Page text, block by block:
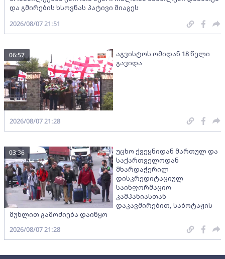
და გმირების ხსოვნას პატივი მიაგეს
2026/08/07 21:51
აგვისტოს ომიდან 18 წელი
გავიდა
06:57
2026/08/07 21:28
უცხო ქვეყნიდან მართულ და
საქართველოდან
მხარდაჭერილ
დისკრედიტაციულ
საინფორმაციო
კამპანიასთან
დაკავშირებით, საბოტაჟის
მუხლით გამოძიება დაიწყო
03:36
2026/08/07 21:28